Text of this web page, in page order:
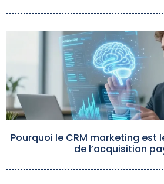
Pourquoi le CRM marketing est
de l’acquisition